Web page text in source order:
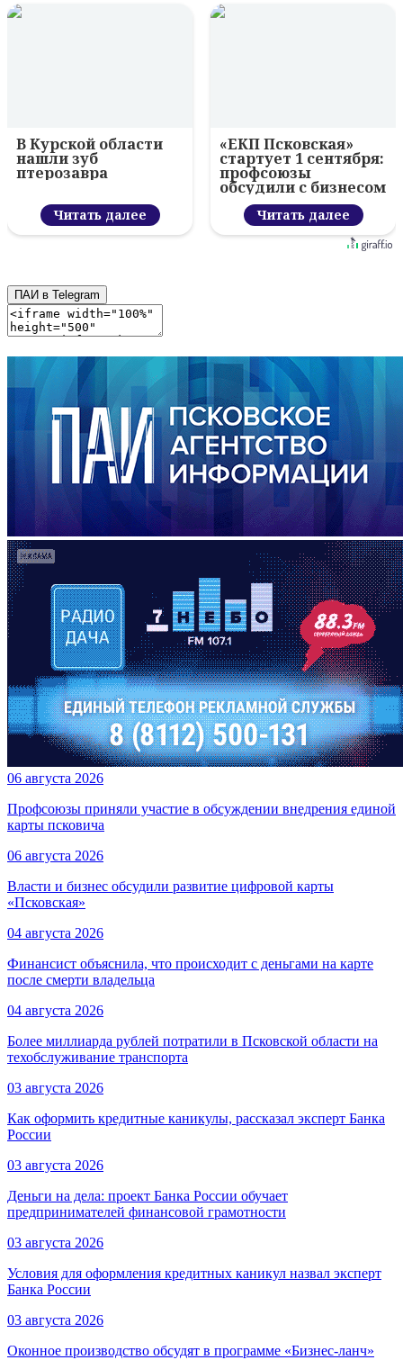
В Курской области
нашли зуб
птерозавра
Читать далее
«ЕКП Псковская»
стартует 1 сентября:
профсоюзы
обсудили с бизнесом
новый цифровой
проектЧитать далее
ПАИ в Telegram
06 августа 2026
Профсоюзы приняли участие в обсуждении внедрения единой
карты псковича
06 августа 2026
Власти и бизнес обсудили развитие цифровой карты
«Псковская»
04 августа 2026
Финансист объяснила, что происходит с деньгами на карте
после смерти владельца
04 августа 2026
Более миллиарда рублей потратили в Псковской области на
техобслуживание транспорта
03 августа 2026
Как оформить кредитные каникулы, рассказал эксперт Банка
России
03 августа 2026
Деньги на дела: проект Банка России обучает
предпринимателей финансовой грамотности
03 августа 2026
Условия для оформления кредитных каникул назвал эксперт
Банка России
03 августа 2026
Оконное производство обсудят в программе «Бизнес-ланч»